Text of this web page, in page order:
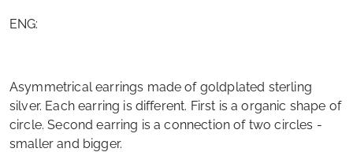
ENG:
Asymmetrical earrings made of goldplated sterling
silver. Each earring is different. First is a organic shape of
circle. Second earring is a connection of two circles -
smaller and bigger.